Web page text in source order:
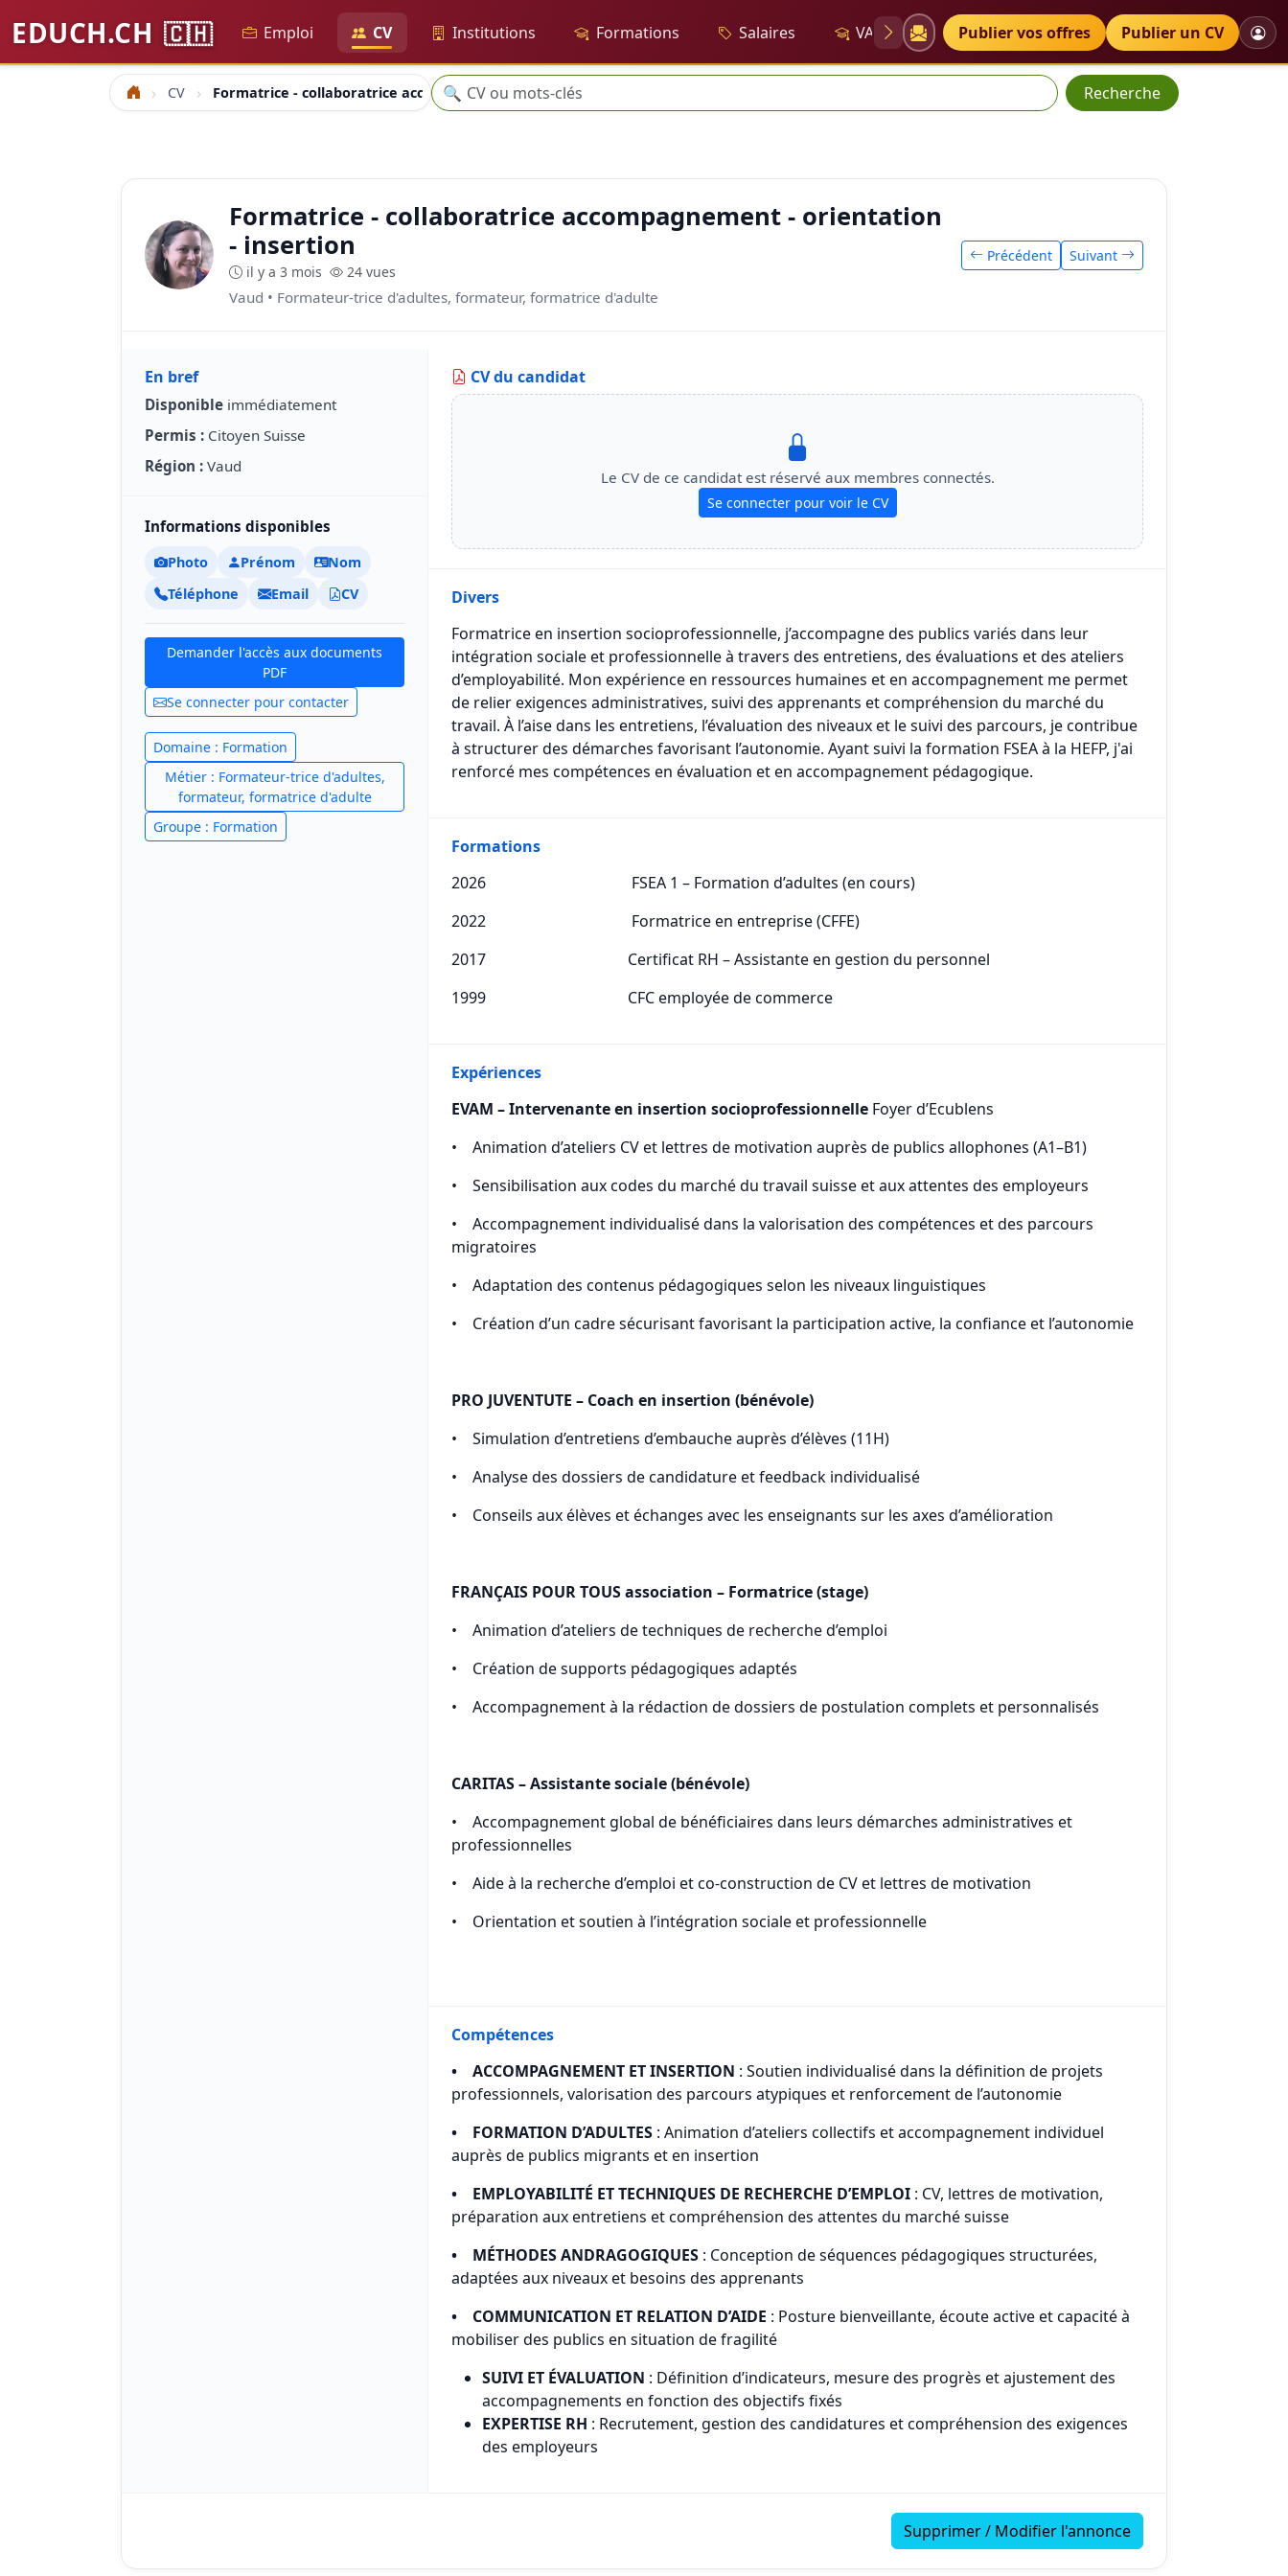
EDUCH.CH 🇨🇭 Emploi CV Institutions Formations Salaires VAE Diplômes Petites annonces
Publier vos offres Publier un CV
Accueil CV Formatrice - collaboratrice accompagnement - orientation - insertion
Recherche
🔍 Recherche
Formatrice - collaboratrice accompagnement - orientation
- insertion
il y a 3 mois 24 vues
Vaud • Formateur-trice d'adultes, formateur, formatrice d'adulte
Précédent Suivant
En bref
Disponible immédiatement
Permis : Citoyen Suisse
Région : Vaud
Informations disponibles
Photo Prénom
Nom
Téléphone
Email CV
Demander l'accès aux documents
PDF
Se connecter pour contacter
Domaine : Formation
Métier : Formateur-trice d'adultes,
formateur, formatrice d'adulte
Groupe : Formation
CV du candidat
Le CV de ce candidat est réservé aux membres connectés.
Se connecter pour voir le CV
Divers
Formatrice en insertion socioprofessionnelle, j’accompagne des publics variés dans leur
intégration sociale et professionnelle à travers des entretiens, des évaluations et des ateliers
d’employabilité. Mon expérience en ressources humaines et en accompagnement me permet
de relier exigences administratives, suivi des apprenants et compréhension du marché du
travail. À l’aise dans les entretiens, l’évaluation des niveaux et le suivi des parcours, je contribue
à structurer des démarches favorisant l’autonomie. Ayant suivi la formation FSEA à la HEFP, j'ai
renforcé mes compétences en évaluation et en accompagnement pédagogique.
Formations
2026 FSEA 1 – Formation d’adultes (en cours)
2022 Formatrice en entreprise (CFFE)
2017 Certificat RH – Assistante en gestion du personnel
1999 CFC employée de commerce
Expériences
EVAM – Intervenante en insertion socioprofessionnelle Foyer d’Ecublens
• Animation d’ateliers CV et lettres de motivation auprès de publics allophones (A1–B1)
• Sensibilisation aux codes du marché du travail suisse et aux attentes des employeurs
• Accompagnement individualisé dans la valorisation des compétences et des parcours
migratoires
• Adaptation des contenus pédagogiques selon les niveaux linguistiques
• Création d’un cadre sécurisant favorisant la participation active, la confiance et l’autonomie
PRO JUVENTUTE – Coach en insertion (bénévole)
• Simulation d’entretiens d’embauche auprès d’élèves (11H)
• Analyse des dossiers de candidature et feedback individualisé
• Conseils aux élèves et échanges avec les enseignants sur les axes d’amélioration
FRANÇAIS POUR TOUSassociation – Formatrice (stage)
• Animation d’ateliers de techniques de recherche d’emploi
• Création de supports pédagogiques adaptés
• Accompagnement à la rédaction de dossiers de postulation complets et personnalisés
CARITAS – Assistante sociale (bénévole)
• Accompagnement global de bénéficiaires dans leurs démarches administratives et
professionnelles
• Aide à la recherche d’emploi et co-construction de CV et lettres de motivation
• Orientation et soutien à l’intégration sociale et professionnelle
Compétences
• ACCOMPAGNEMENT ET INSERTION : Soutien individualisé dans la définition de projets
professionnels, valorisation des parcours atypiques et renforcement de l’autonomie
• FORMATION D’ADULTES : Animation d’ateliers collectifs et accompagnement individuel
auprès de publics migrants et en insertion
• EMPLOYABILITÉ ET TECHNIQUES DE RECHERCHE D’EMPLOI : CV, lettres de motivation,
préparation aux entretiens et compréhension des attentes du marché suisse
• MÉTHODES ANDRAGOGIQUES : Conception de séquences pédagogiques structurées,
adaptées aux niveaux et besoins des apprenants
• COMMUNICATION ET RELATION D’AIDE : Posture bienveillante, écoute active et capacité à
mobiliser des publics en situation de fragilité
SUIVI ET ÉVALUATION : Définition d’indicateurs, mesure des progrès et ajustement des
accompagnements en fonction des objectifs fixés
EXPERTISE RH : Recrutement, gestion des candidatures et compréhension des exigences
des employeurs
Supprimer / Modifier l'annonce